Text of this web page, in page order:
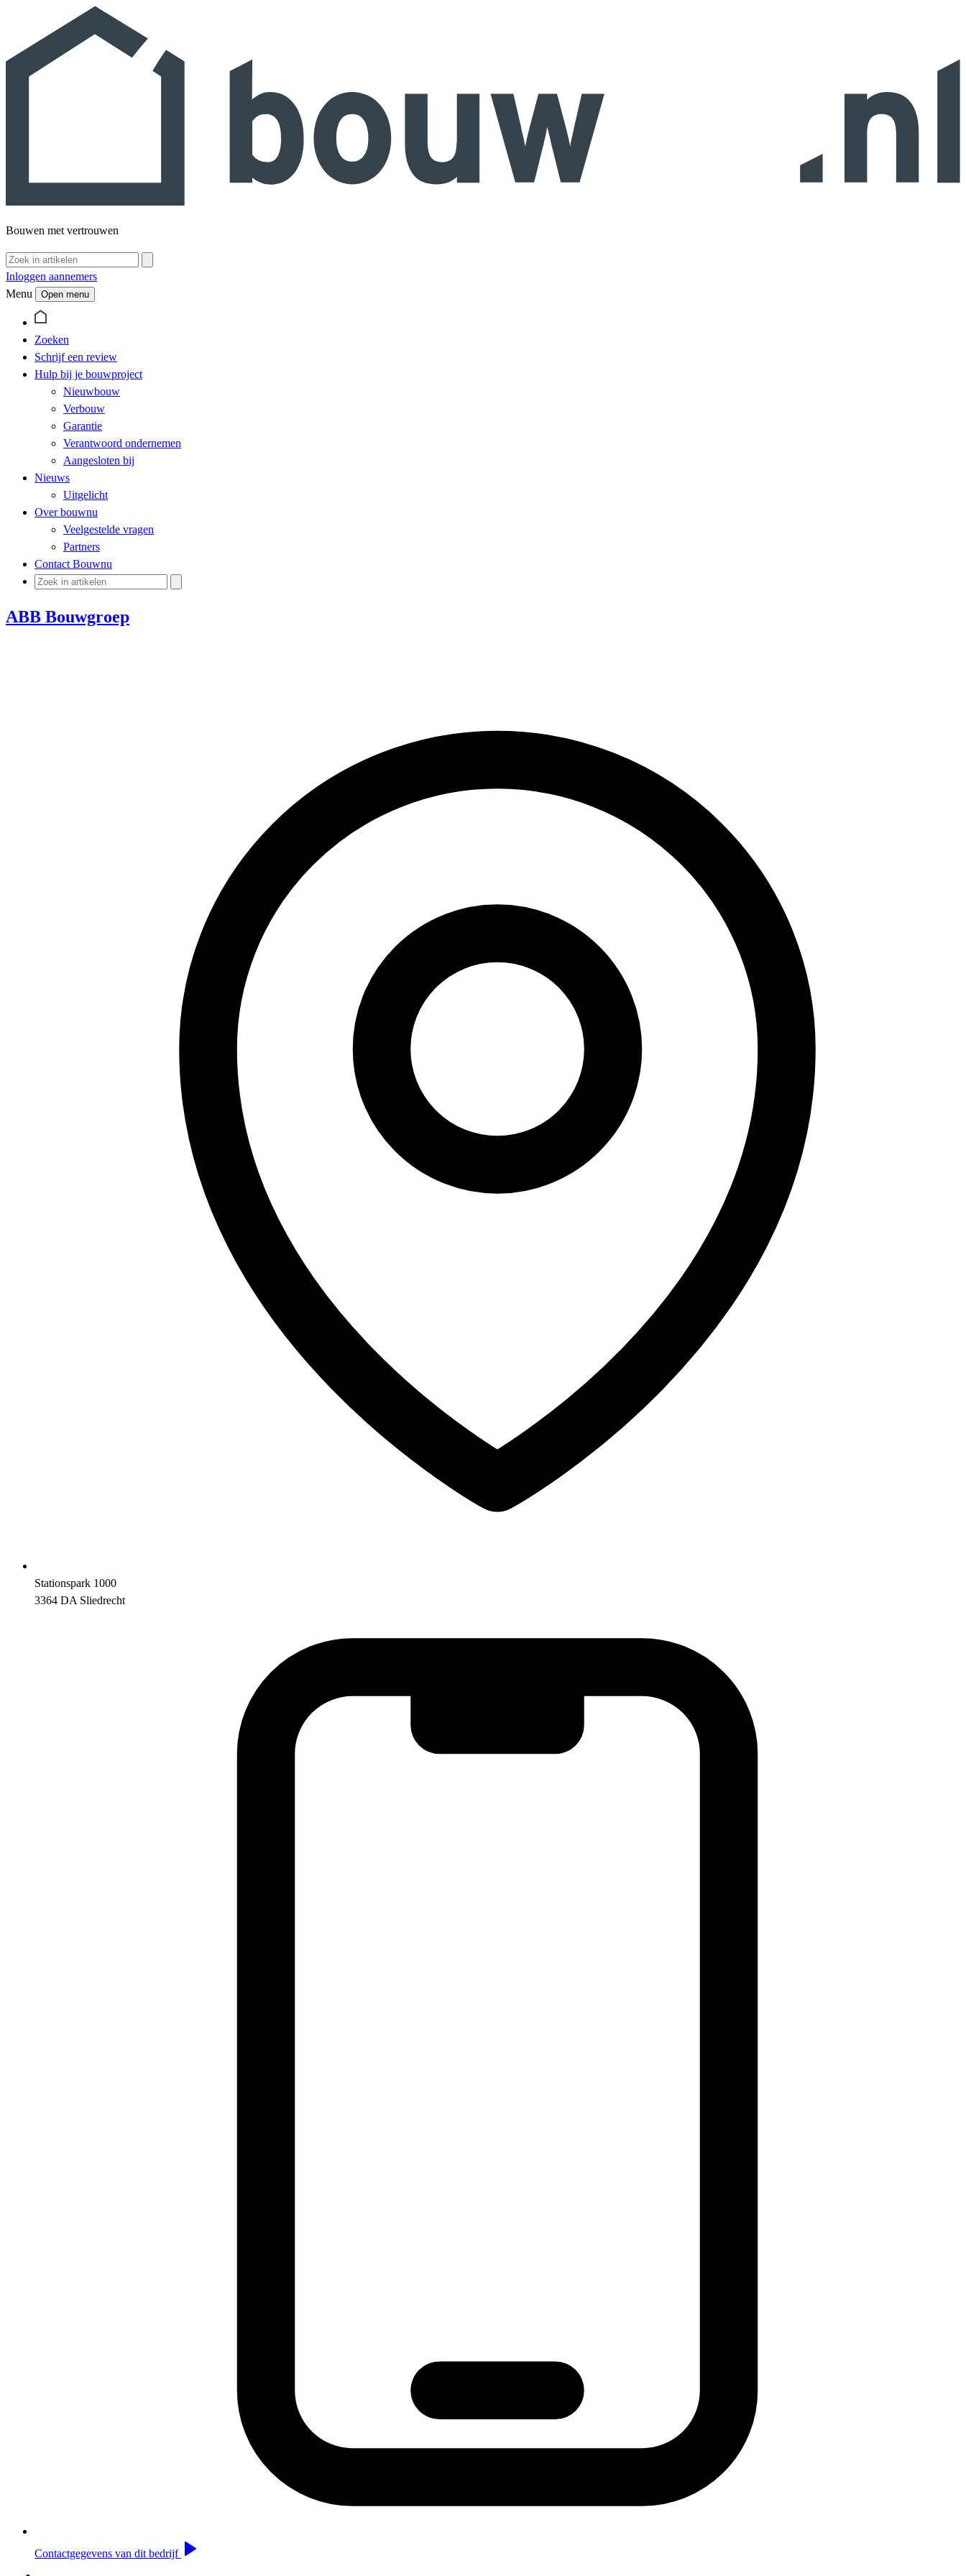
Bouwen met vertrouwen
Inloggen aannemers
Menu
Open menu
Zoeken
Schrijf een review
Hulp bij je bouwproject
Nieuwbouw
Verbouw
Garantie
Verantwoord ondernemen
Aangesloten bij
Nieuws
Uitgelicht
Over bouwnu
Veelgestelde vragen
Partners
Contact Bouwnu
ABB Bouwgroep
Stationspark 1000
3364 DA Sliedrecht
Contactgegevens van dit bedrijf